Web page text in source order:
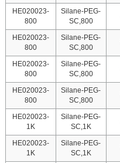
HE020023-
800
Silane-PEG-
SC,800
HE020023-
800
Silane-PEG-
SC,800
HE020023-
800
Silane-PEG-
SC,800
HE020023-
800
Silane-PEG-
SC,800
HE020023-
1K
Silane-PEG-
SC,1K
HE020023-
1K
Silane-PEG-
SC,1K